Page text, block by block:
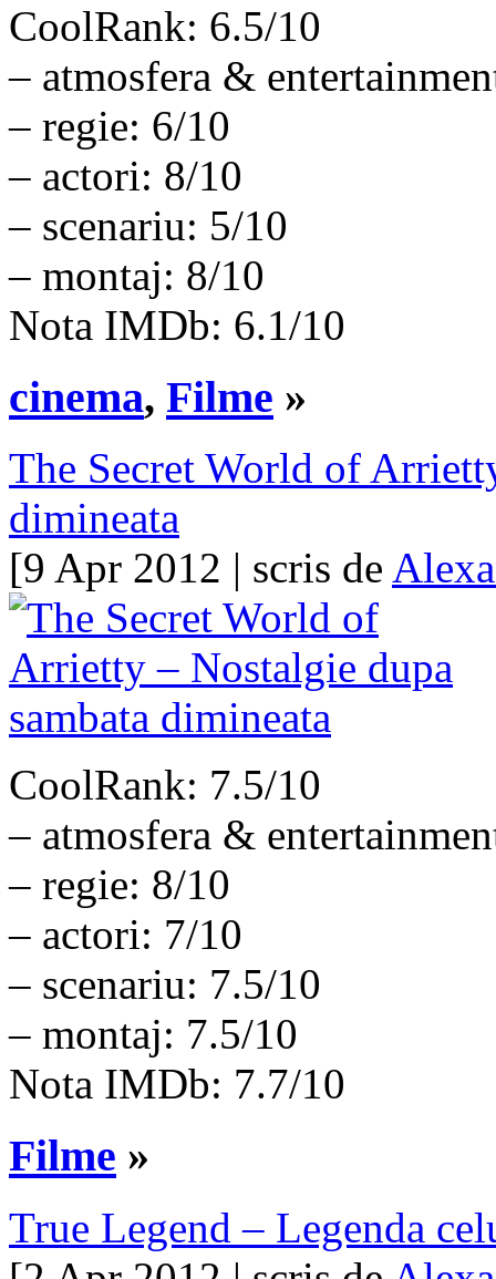
CoolRank: 6.5/10
– atmosfera &
– regie: 6/10
– actori: 8/10
– scenariu: 5/10
– montaj: 8/10
Nota IMDb: 6.1/10
cinema, Filme »
The Secret World of
dimineata
[9 Apr 2012 | scris de
CoolRank: 7.5/10
– atmosfera &
– regie: 8/10
– actori: 7/10
– scenariu: 7.5/10
– montaj: 7.5/10
Nota IMDb: 7.7/10
Filme »
True Legend – Legenda